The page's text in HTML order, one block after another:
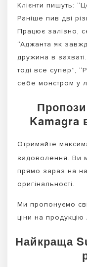
Клієнти пишуть:
Раніше пив дві
Працює залізно,
“Аджанта як
дружина в
тоді все супер”,
себе монстром у
Kamagra
Отримайте
задоволення. Ви
прямо зараз на
оригінальності.
Ми пропонуємо
ціни на
Найкраща